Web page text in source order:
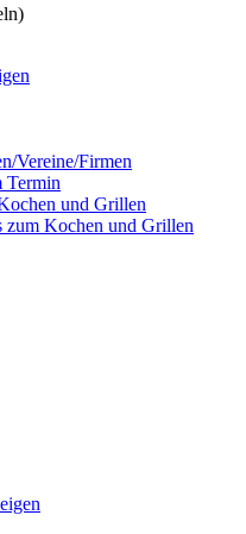
Vereine/Firmen
Termin
und Grillen
zum Kochen und Grillen